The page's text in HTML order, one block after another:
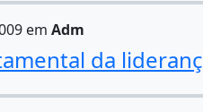
em Adm
da